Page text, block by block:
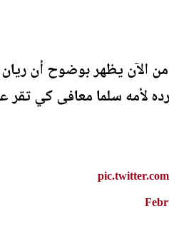
الآن يظهر بوضوح أن ريان
لأمه سلما معافى كي